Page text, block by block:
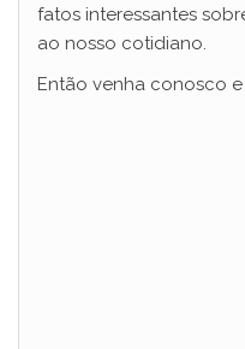
fatos interessantes
ao nosso cotidiano.
Então venha conosco